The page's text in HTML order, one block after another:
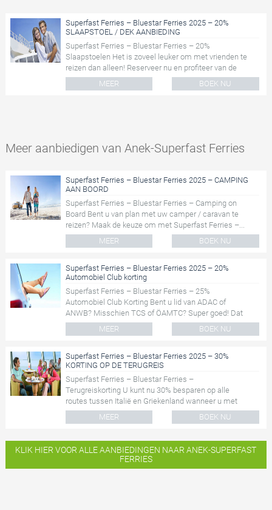
Superfast Ferries – Bluestar Ferries 2025 – 20%
SLAAPSTOEL / DEK AANBIEDING
Superfast Ferries – Bluestar Ferries – 20%
Slaapstoelen Het is zoveel leuker om met vrienden te
reizen dan alleen! Reserveer nu en profiteer van de
speciale p...
BOEK NU
MEER
Meer aanbiedigen van Anek-Superfast Ferries
Superfast Ferries – Bluestar Ferries 2025 – CAMPING
AAN BOORD
Superfast Ferries – Bluestar Ferries – Camping on
Board Bent u van plan met uw camper / caravan te
reizen? Maak de keuze om met Superfast Ferries –...
BOEK NU
MEER
Superfast Ferries – Bluestar Ferries 2025 – 20%
Automobiel Club korting
Superfast Ferries – Bluestar Ferries – 25%
Automobiel Club Korting Bent u lid van ADAC of
ANWB? Misschien TCS of ÖAMTC? Super goed! Dat
betekent dat u 25 % kunt be...
BOEK NU
MEER
Superfast Ferries – Bluestar Ferries 2025 – 30%
KORTING OP DE TERUGREIS
Superfast Ferries – Bluestar Ferries –
Terugreiskorting U kunt nu 30% besparen op alle
routes tussen Italië en Griekenland wanneer u met
Superfast Ferries – B...
BOEK NU
MEER
KLIK HIER VOOR ALLE AANBIEDINGEN NAAR ANEK-SUPERFAST
FERRIES